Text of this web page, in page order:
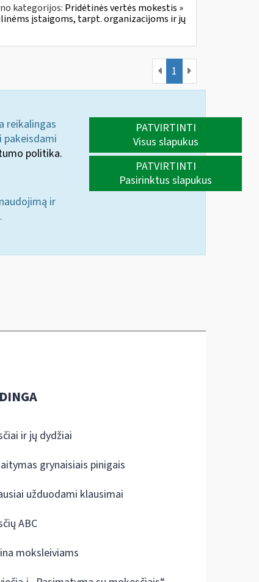
kategorijos: Pridėtinės vertės mokestis »
įstaigoms, tarpt. organizacijoms ir jų
1
reikalingas
politika.
ir
PATVIRTINTI
Visus slapukus
PATVIRTINTI
Pasirinktus slapukus
ir jų dydžiai
grynaisiais pinigais
užduodami klausimai
ABC
moksleiviams